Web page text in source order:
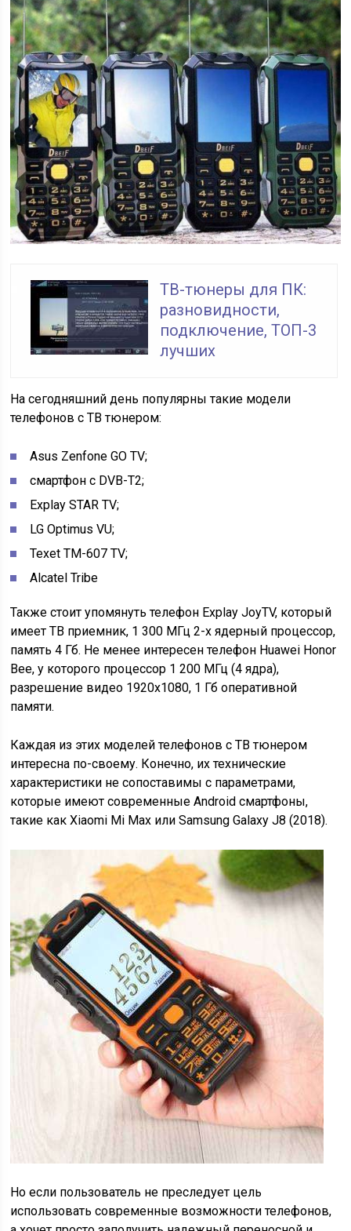
ТВ-тюнеры для ПК:
разновидности,
подключение, ТОП-3
лучших
На сегодняшний день популярны такие модели
телефонов с ТВ тюнером:
Asus Zenfone GO TV;
cмартфон с DVB-T2;
Explay STAR TV;
LG Optimus VU;
Texet TM-607 TV;
Alcatel Tribe
Также стоит упомянуть телефон Explay JoyTV, который
имеет ТВ приемник, 1 300 МГц 2-х ядерный процессор,
память 4 Гб. Не менее интересен телефон Huawei Honor
Bee, у которого процессор 1 200 МГц (4 ядра),
разрешение видео 1920х1080, 1 Гб оперативной
памяти.
Каждая из этих моделей телефонов с ТВ тюнером
интересна по-своему. Конечно, их технические
характеристики не сопоставимы с параметрами,
которые имеют современные Аndroid смартфоны,
такие как Xiaomi Mi Max или Samsung Galaxy J8 (2018).
Но если пользователь не преследует цель
использовать современные возможности телефонов,